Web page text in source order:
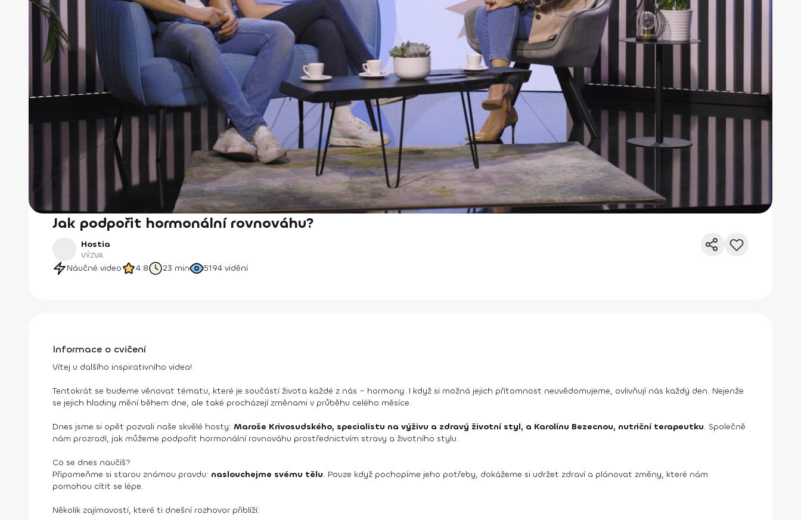
Jak podpořit hormonální rovnováhu?
Hostia
VÝZVA
Náučné video 4.8 23 min 5194 vidění
Informace o cvičení
Vítej u dalšího inspirativního videa!
Tentokrát se budeme věnovat tématu, které je součástí života každé z nás – hormony. I když si možná jejich přítomnost neuvědomujeme, ovlivňují nás každý den. Nejenže
se jejich hladiny mění během dne, ale také procházejí změnami v průběhu celého měsíce.
Dnes jsme si opět pozvali naše skvělé hosty: Maroše Krivosudského, specialistu na výživu a zdravý životní styl, a Karolínu Bezecnou, nutriční terapeutku. Společně
nám prozradí, jak můžeme podpořit hormonální rovnováhu prostřednictvím stravy a životního stylu.
Co se dnes naučíš?
Připomeňme si starou známou pravdu: naslouchejme svému tělu. Pouze když pochopíme jeho potřeby, dokážeme si udržet zdraví a plánovat změny, které nám
pomohou cítit se lépe.
Několik zajímavostí, které ti dnešní rozhovor přiblíží: